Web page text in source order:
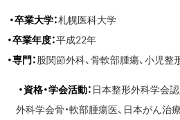
・卒業大学：札幌医科大学
・卒業年度：平成22年
・専門：股関節外科、骨軟部腫瘍、小児整
・資格・学会活動： 日本整形外科学会
外科学会骨・軟部腫瘍医、日本がん治